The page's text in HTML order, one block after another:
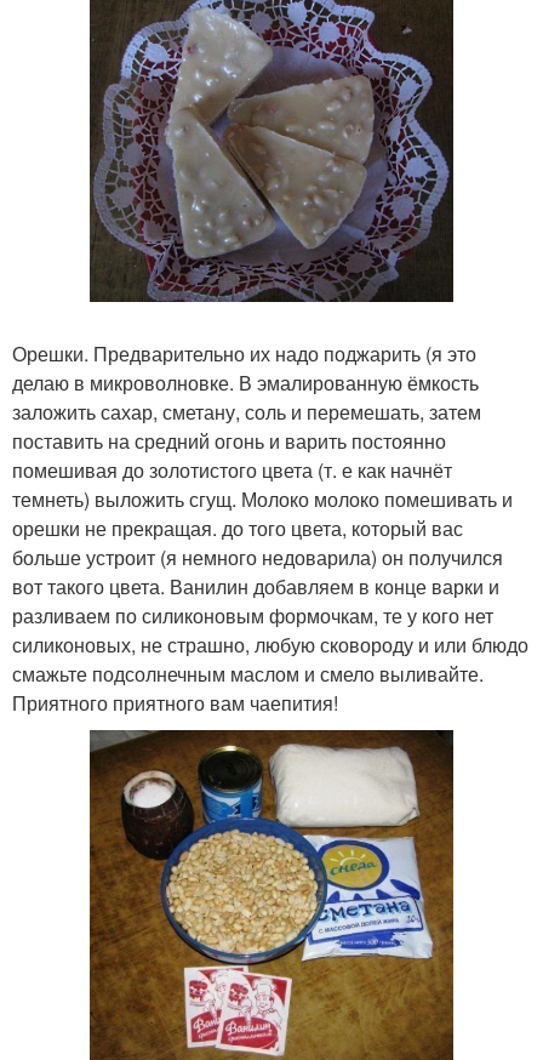
Орешки. Предварительно их надо поджарить (я это
делаю в микроволновке. В эмалированную ёмкость
заложить сахар, сметану, соль и перемешать, затем
поставить на средний огонь и варить постоянно
помешивая до золотистого цвета (т. е как начнёт
темнеть) выложить сгущ. Молоко молоко помешивать и
орешки не прекращая. до того цвета, который вас
больше устроит (я немного недоварила) он получился
вот такого цвета. Ванилин добавляем в конце варки и
разливаем по силиконовым формочкам, те у кого нет
силиконовых, не страшно, любую сковороду и или блюдо
смажьте подсолнечным маслом и смело выливайте.
Приятного приятного вам чаепития!